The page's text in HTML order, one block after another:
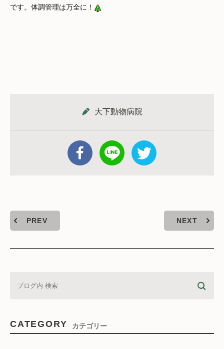
です。体調管理は万全に！
大下動物病院
PREV NEXT
CATEGORY カテゴリー